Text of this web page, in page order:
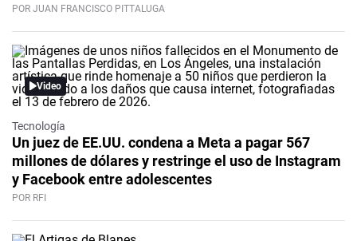
POR JUAN FRANCISCO PITTALUGA
Video
Tecnología
Un juez de EE.UU. condena a Meta a pagar 567
millones de dólares y restringe el uso de Instagram
y Facebook entre adolescentes
POR RFI